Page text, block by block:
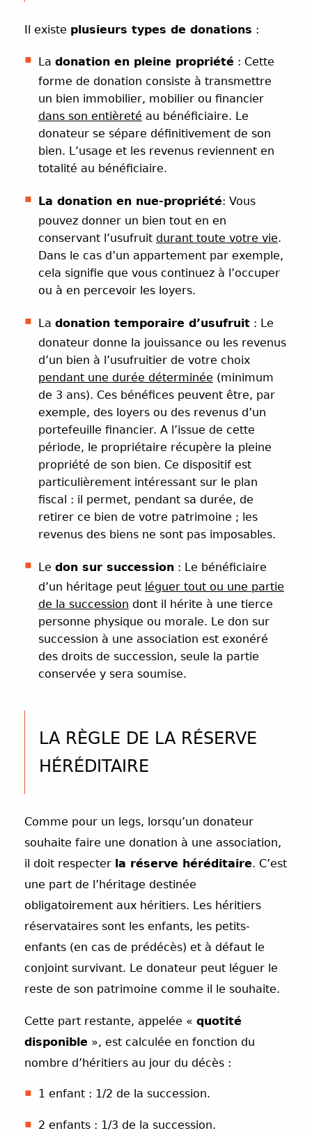
Il existe plusieurs types de donations :
La donation en pleine propriété : Cette
forme de donation consiste à transmettre
un bien immobilier, mobilier ou financier
dans son entièreté au bénéficiaire. Le
donateur se sépare définitivement de son
bien. L’usage et les revenus reviennent en
totalité au bénéficiaire.
La donation en nue-propriété: Vous
pouvez donner un bien tout en en
conservant l’usufruit durant toute votre vie.
Dans le cas d’un appartement par exemple,
cela signifie que vous continuez à l’occuper
ou à en percevoir les loyers.
La donation temporaire d’usufruit : Le
donateur donne la jouissance ou les revenus
d’un bien à l’usufruitier de votre choix
pendant une durée déterminée (minimum
de 3 ans). Ces bénéfices peuvent être, par
exemple, des loyers ou des revenus d’un
portefeuille financier. A l’issue de cette
période, le propriétaire récupère la pleine
propriété de son bien. Ce dispositif est
particulièrement intéressant sur le plan
fiscal : il permet, pendant sa durée, de
retirer ce bien de votre patrimoine ; les
revenus des biens ne sont pas imposables.
Le don sur succession : Le bénéficiaire
d’un héritage peut léguer tout ou une partie
de la succession dont il hérite à une tierce
personne physique ou morale. Le don sur
succession à une association est exonéré
des droits de succession, seule la partie
conservée y sera soumise.
LA RÈGLE DE LA RÉSERVE
HÉRÉDITAIRE
Comme pour un legs, lorsqu’un donateur
souhaite faire une donation à une association,
il doit respecter la réserve héréditaire. C’est
une part de l’héritage destinée
obligatoirement aux héritiers. Les héritiers
réservataires sont les enfants, les petits-
enfants (en cas de prédécès) et à défaut le
conjoint survivant. Le donateur peut léguer le
reste de son patrimoine comme il le souhaite.
Cette part restante, appelée « quotité
disponible », est calculée en fonction du
nombre d’héritiers au jour du décès :
1 enfant : 1/2 de la succession.
2 enfants : 1/3 de la succession.